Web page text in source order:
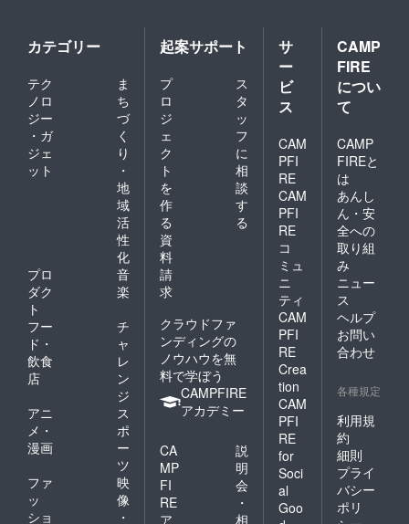
カテゴリー
テク
ノロ
ジー
・ガ
ジェ
ット
ま
ち
づ
く
り
・
地
域
活
性
化
プロ
ダク
ト
音
楽
フー
ド・
飲食
店
チ
ャ
レ
ン
ジ
アニ
メ・
漫画
ス
ポ
ー
ツ
ファ
ッ
ショ
映
像
・
起案サポート
プ
ロ
ジ
ェ
ク
ト
を
作
る
ス
タ
ッ
フ
に
相
談
す
る
資
料
請
求
クラウドファ
ンディングの
ノウハウを無
料で学ぼう
CAMPFIRE
アカデミー
CA
MP
FI
RE
ア
説
明
会
・
相
サ
ー
ビ
ス
CAM
PFI
RE
CAM
PFI
RE
コ
ミュ
ニ
ティ
CAM
PFI
RE
Crea
tion
CAM
PFI
RE
for
Soci
al
Goo
CAMP
FIRE
につい
て
CAMP
FIREと
は
あんし
ん・安
全への
取り組
み
ニュー
ス
ヘルプ
お問い
合わせ
各種規定
利用規
約
細則
プライ
バシー
ポリ